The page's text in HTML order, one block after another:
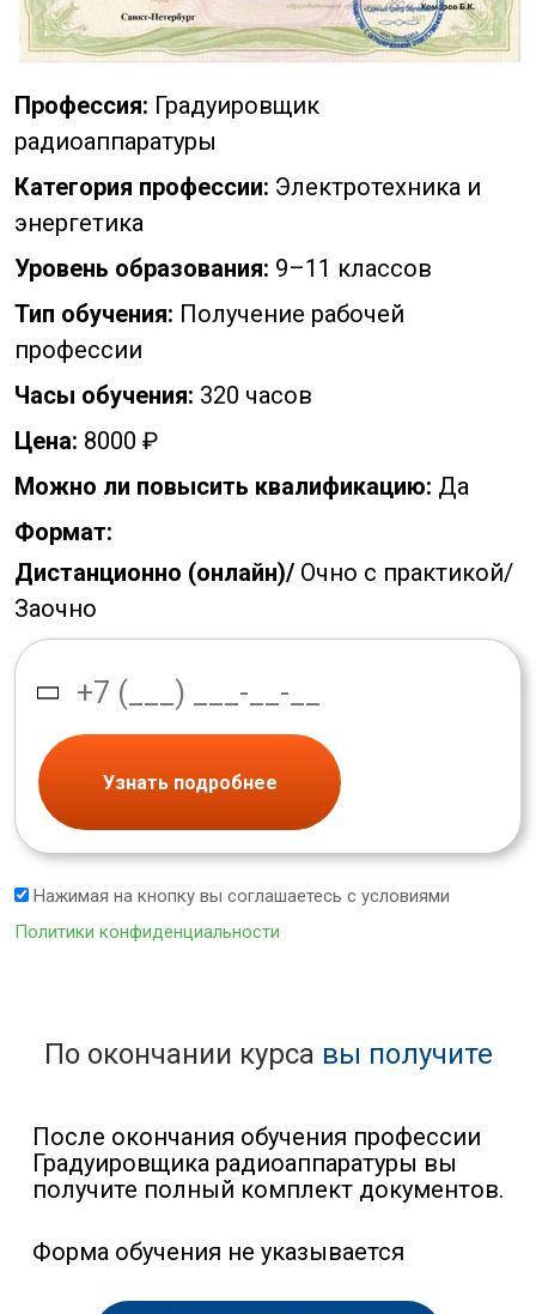
Профессия: Градуировщик
радиоаппаратуры
Категория профессии: Электротехника и
энергетика
Уровень образования: 9–11 классов
Тип обучения: Получение рабочей
профессии
Часы обучения: 320 часов
Цена: 8000 ₽
Можно ли повысить квалификацию: Да
Формат:
Дистанционно (онлайн)/ Очно с практикой/
Заочно
Узнать подробнее
Нажимая на кнопку вы соглашаетесь с условиями
Политики конфиденциальности
По окончании курса вы получите
После окончания обучения профессии
Градуировщика радиоаппаратуры вы
получите полный комплект документов.
Форма обучения не указывается